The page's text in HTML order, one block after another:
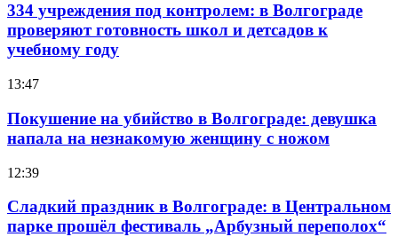
334 учреждения под контролем: в Волгограде
проверяют готовность школ и детсадов к
учебному году
13:47
Покушение на убийство в Волгограде: девушка
напала на незнакомую женщину с ножом
12:39
Сладкий праздник в Волгограде: в Центральном
парке прошёл фестиваль „Арбузный переполох“